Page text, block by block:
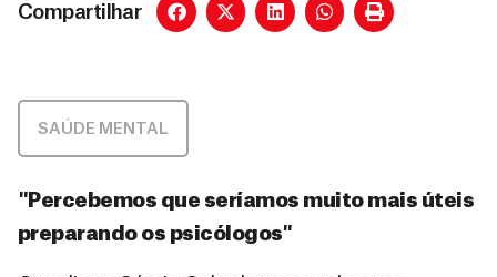
Compartilhar
SAÚDE MENTAL
"Percebemos que seríamos muito mais úteis
preparando os psicólogos"